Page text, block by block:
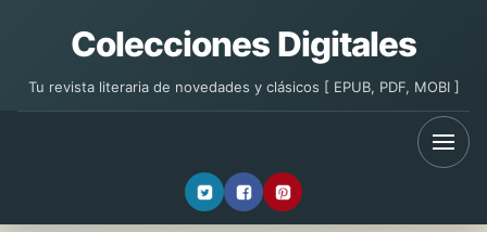
Colecciones Digitales
Tu revista literaria de novedades y clásicos [ EPUB, PDF, MOBI ]